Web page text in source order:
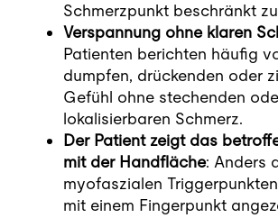
Schmerzpunkt beschränkt
Verspannung ohne klaren
Patienten berichten häufig
dumpfen, drückenden oder
Gefühl ohne stechenden
lokalisierbaren Schmerz.
Der Patient zeigt das
mit der Handfläche: Anders
myofaszialen
mit einem Fingerpunkt